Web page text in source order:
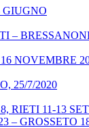
GIUGNO
–
NOVEMBRE
25/7/2020
RIETI 11-13
GROSSETO